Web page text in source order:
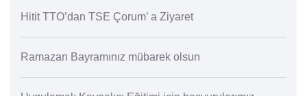
Hitit TTO’dan TSE Çorum’ a Ziyaret
Ramazan Bayramınız mübarek olsun